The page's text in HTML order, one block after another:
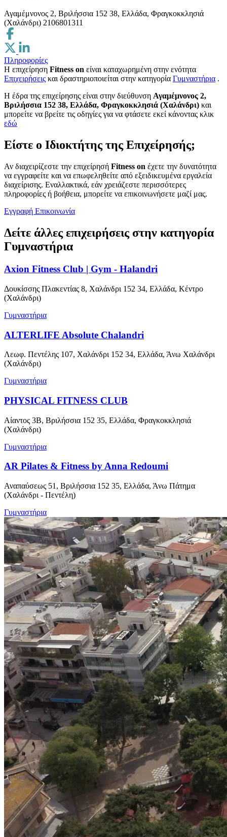
Αγαμέμνονος 2, Βριλήσσια 152 38, Ελλάδα, Φραγκοκκλησιά
(Χαλάνδρι) 2106801311
Πληροφορίες
Η επιχείρηση Fitness on είναι καταχωρημένη στην ενότητα
Επιχειρήσεις και δραστηριοποιείται στην κατηγορία Γυμναστήρια .
H έδρα της επιχείρησης είναι στην διεύθυνση Αγαμέμνονος 2,
Βριλήσσια 152 38, Ελλάδα, Φραγκοκκλησιά (Χαλάνδρι) και
μπορείτε να βρείτε τις οδηγίες για να φτάσετε εκεί κάνοντας κλικ
εδώ
Είστε ο Ιδιοκτήτης της Επιχείρησής;
Αν διαχειρίζεστε την επιχείρησή Fitness on έχετε την δυνατότητα
να εγγραφείτε και να επωφεληθείτε από εξειδικευμένα εργαλεία
διαχείρισης. Εναλλακτικά, εάν χρειάζεστε περισσότερες
πληροφορίες ή βοήθεια, μπορείτε να επικοινωνήσετε μαζί μας.
Εγγραφή Επικοινωνία
Δείτε άλλες επιχειρήσεις στην κατηγορία
Γυμναστήρια
Axion Fitness Club | Gym - Halandri
Δουκίσσης Πλακεντίας 8, Χαλάνδρι 152 34, Ελλάδα, Κέντρο
(Χαλάνδρι)
Γυμναστήρια
ALTERLIFE Absolute Chalandri
Λεωφ. Πεντέλης 107, Χαλάνδρι 152 34, Ελλάδα, Άνω Χαλάνδρι
(Χαλάνδρι)
Γυμναστήρια
PHYSICAL FITNESS CLUB
Αίαντος 3Β, Βριλήσσια 152 35, Ελλάδα, Φραγκοκκλησιά
(Χαλάνδρι)
Γυμναστήρια
AR Pilates & Fitness by Anna Redoumi
Αναπαύσεως 51, Βριλήσσια 152 35, Ελλάδα, Άνω Πάτημα
(Χαλάνδρι - Πεντέλη)
Γυμναστήρια